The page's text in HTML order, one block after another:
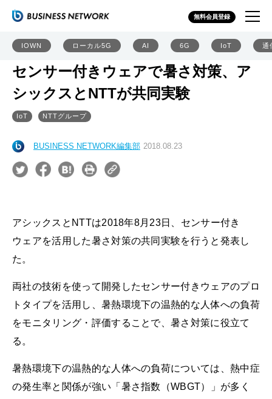
無料会員登録
IOWN ローカル5G AI 6G IoT 通
センサー付きウェアで暑さ対策、ア
シックスとNTTが共同実験
IoT NTTグループ
BUSINESS NETWORK編集部 2018.08.23
アシックスとNTTは2018年8月23日、センサー付き
ウェアを活用した暑さ対策の共同実験を行うと発表し
た。
両社の技術を使って開発したセンサー付きウェアのプロ
トタイプを活用し、暑熱環境下の温熱的な人体への負荷
をモニタリング・評価することで、暑さ対策に役立て
る。
暑熱環境下の温熱的な人体への負荷については、熱中症
の発生率と関係が強い「暑さ指数（WBGT）」が多く